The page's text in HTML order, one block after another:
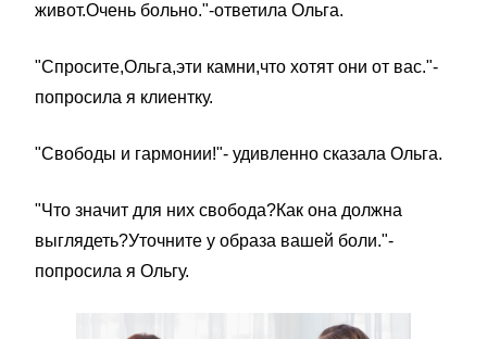
живот.Очень больно."-ответила Ольга.
"Спросите,Ольга,эти камни,что хотят они от вас."-
попросила я клиентку.
"Свободы и гармонии!"- удивленно сказала Ольга.
"Что значит для них свобода?Как она должна
выглядеть?Уточните у образа вашей боли."-
попросила я Ольгу.